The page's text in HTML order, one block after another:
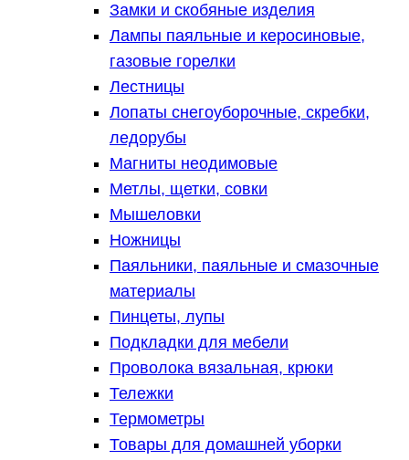
Замки и скобяные изделия
Лампы паяльные и керосиновые,
газовые горелки
Лестницы
Лопаты снегоуборочные, скребки,
ледорубы
Магниты неодимовые
Метлы, щетки, совки
Мышеловки
Ножницы
Паяльники, паяльные и смазочные
материалы
Пинцеты, лупы
Подкладки для мебели
Проволока вязальная, крюки
Тележки
Термометры
Товары для домашней уборки